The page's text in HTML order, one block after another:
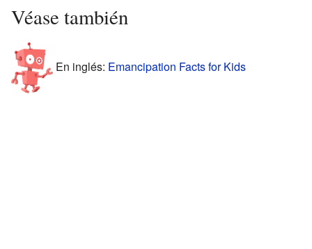
Véase también
En inglés: Emancipation Facts for Kids